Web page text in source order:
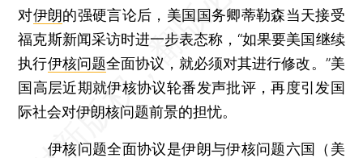
对伊朗的强硬言论后，美国国务卿蒂勒森当天接受
福克斯新闻采访时进一步表态称，“如果要美国继续
执行伊核问题全面协议，就必须对其进行修改。”美
国高层近期就伊核协议轮番发声批评，再度引发国
际社会对伊朗核问题前景的担忧。
伊核问题全面协议是伊朗与伊核问题六国（美